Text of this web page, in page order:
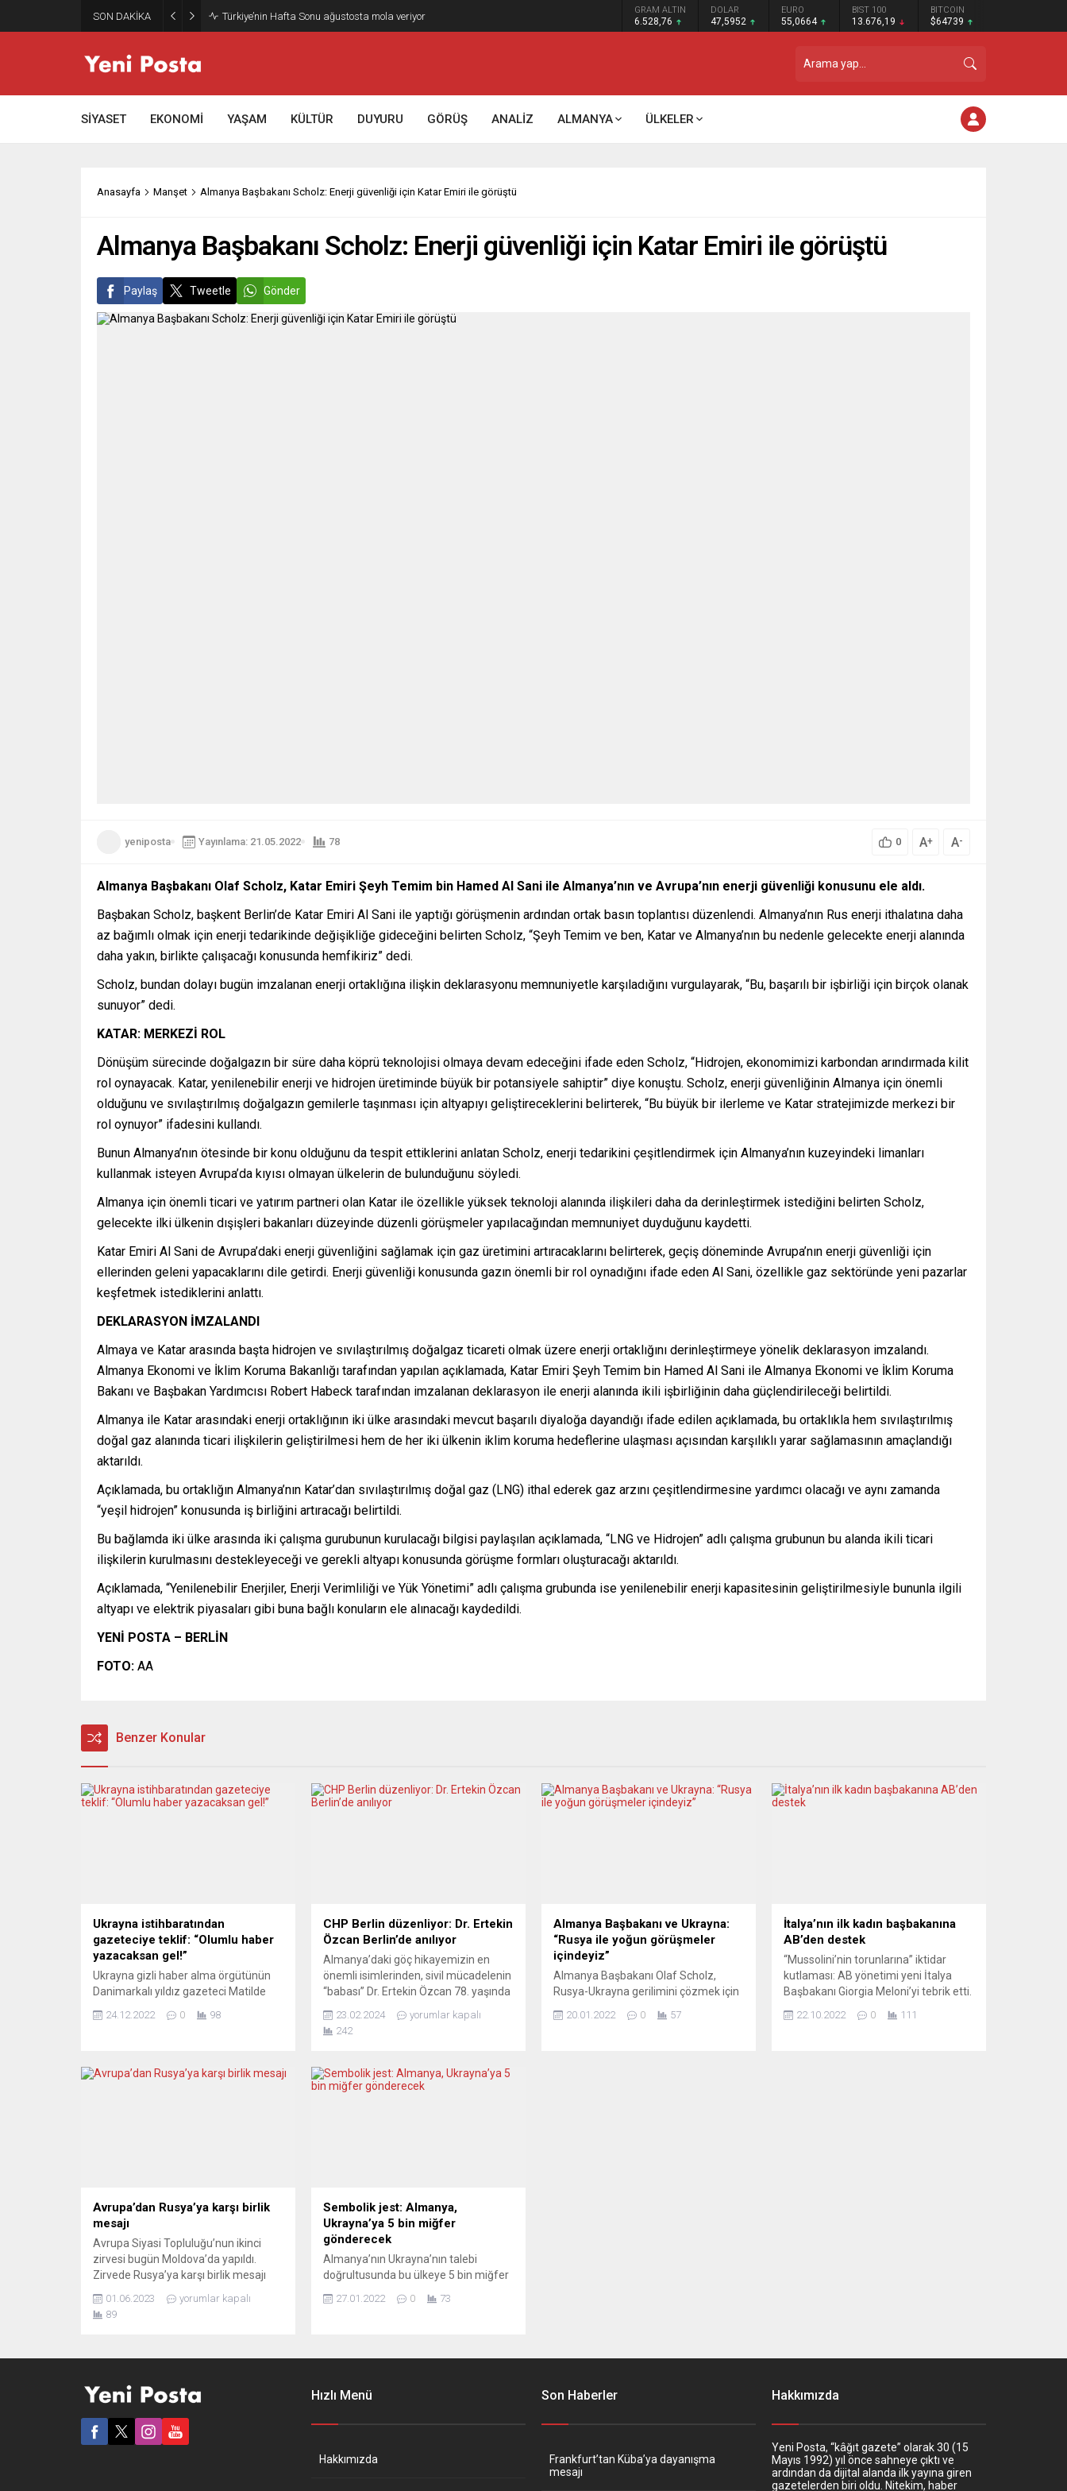
SON DAKİKA Türkiye’nin Hafta Sonu ağustosta mola veriyor GRAM ALTIN
6.528,76
DOLAR
47,5952
EURO
55,0664
BIST 100
13.676,19
BITCOIN
$64739
SİYASET EKONOMİ YAŞAM KÜLTÜR DUYURU GÖRÜŞ ANALİZ ALMANYA ÜLKELER
Anasayfa Manşet Almanya Başbakanı Scholz: Enerji güvenliği için Katar Emiri ile görüştü
Almanya Başbakanı Scholz: Enerji güvenliği için Katar Emiri ile görüştü
Paylaş Tweetle Gönder
yeniposta Yayınlama: 21.05.2022 78 0 A+ A-
Almanya Başbakanı Olaf Scholz, Katar Emiri Şeyh Temim bin Hamed Al Sani ile Almanya’nın ve Avrupa’nın enerji güvenliği konusunu ele aldı.
Başbakan Scholz, başkent Berlin’de Katar Emiri Al Sani ile yaptığı görüşmenin ardından ortak basın toplantısı düzenlendi. Almanya’nın Rus enerji ithalatına daha
az bağımlı olmak için enerji tedarikinde değişikliğe gideceğini belirten Scholz, “Şeyh Temim ve ben, Katar ve Almanya’nın bu nedenle gelecekte enerji alanında
daha yakın, birlikte çalışacağı konusunda hemfikiriz” dedi.
Scholz, bundan dolayı bugün imzalanan enerji ortaklığına ilişkin deklarasyonu memnuniyetle karşıladığını vurgulayarak, “Bu, başarılı bir işbirliği için birçok olanak
sunuyor” dedi.
KATAR: MERKEZİ ROL
Dönüşüm sürecinde doğalgazın bir süre daha köprü teknolojisi olmaya devam edeceğini ifade eden Scholz, “Hidrojen, ekonomimizi karbondan arındırmada kilit
rol oynayacak. Katar, yenilenebilir enerji ve hidrojen üretiminde büyük bir potansiyele sahiptir” diye konuştu. Scholz, enerji güvenliğinin Almanya için önemli
olduğunu ve sıvılaştırılmış doğalgazın gemilerle taşınması için altyapıyı geliştireceklerini belirterek, “Bu büyük bir ilerleme ve Katar stratejimizde merkezi bir
rol oynuyor” ifadesini kullandı.
Bunun Almanya’nın ötesinde bir konu olduğunu da tespit ettiklerini anlatan Scholz, enerji tedarikini çeşitlendirmek için Almanya’nın kuzeyindeki limanları
kullanmak isteyen Avrupa’da kıyısı olmayan ülkelerin de bulunduğunu söyledi.
Almanya için önemli ticari ve yatırım partneri olan Katar ile özellikle yüksek teknoloji alanında ilişkileri daha da derinleştirmek istediğini belirten Scholz,
gelecekte ilki ülkenin dışişleri bakanları düzeyinde düzenli görüşmeler yapılacağından memnuniyet duyduğunu kaydetti.
Katar Emiri Al Sani de Avrupa’daki enerji güvenliğini sağlamak için gaz üretimini artıracaklarını belirterek, geçiş döneminde Avrupa’nın enerji güvenliği için
ellerinden geleni yapacaklarını dile getirdi. Enerji güvenliği konusunda gazın önemli bir rol oynadığını ifade eden Al Sani, özellikle gaz sektöründe yeni pazarlar
keşfetmek istediklerini anlattı.
DEKLARASYON İMZALANDI
Almaya ve Katar arasında başta hidrojen ve sıvılaştırılmış doğalgaz ticareti olmak üzere enerji ortaklığını derinleştirmeye yönelik deklarasyon imzalandı.
Almanya Ekonomi ve İklim Koruma Bakanlığı tarafından yapılan açıklamada, Katar Emiri Şeyh Temim bin Hamed Al Sani ile Almanya Ekonomi ve İklim Koruma
Bakanı ve Başbakan Yardımcısı Robert Habeck tarafından imzalanan deklarasyon ile enerji alanında ikili işbirliğinin daha güçlendirileceği belirtildi.
Almanya ile Katar arasındaki enerji ortaklığının iki ülke arasındaki mevcut başarılı diyaloğa dayandığı ifade edilen açıklamada, bu ortaklıkla hem sıvılaştırılmış
doğal gaz alanında ticari ilişkilerin geliştirilmesi hem de her iki ülkenin iklim koruma hedeflerine ulaşması açısından karşılıklı yarar sağlamasının amaçlandığı
aktarıldı.
Açıklamada, bu ortaklığın Almanya’nın Katar’dan sıvılaştırılmış doğal gaz (LNG) ithal ederek gaz arzını çeşitlendirmesine yardımcı olacağı ve aynı zamanda
“yeşil hidrojen” konusunda iş birliğini artıracağı belirtildi.
Bu bağlamda iki ülke arasında iki çalışma gurubunun kurulacağı bilgisi paylaşılan açıklamada, “LNG ve Hidrojen” adlı çalışma grubunun bu alanda ikili ticari
ilişkilerin kurulmasını destekleyeceği ve gerekli altyapı konusunda görüşme formları oluşturacağı aktarıldı.
Açıklamada, “Yenilenebilir Enerjiler, Enerji Verimliliği ve Yük Yönetimi” adlı çalışma grubunda ise yenilenebilir enerji kapasitesinin geliştirilmesiyle bununla ilgili
altyapı ve elektrik piyasaları gibi buna bağlı konuların ele alınacağı kaydedildi.
YENİ POSTA – BERLİN
FOTO: AA
Benzer Konular
Ukrayna istihbaratından
gazeteciye teklif: “Olumlu haber
yazacaksan gel!”
Ukrayna gizli haber alma örgütünün
Danimarkalı yıldız gazeteci Matilde
reddettiği, bunu istiyorsa “Ukrayna
bomba gibi düştü. Alman medyası
24.12.2022 0 98
CHP Berlin düzenliyor: Dr. Ertekin
Özcan Berlin’de anılıyor
Almanya’daki göç hikayemizin en
önemli isimlerinden, sivil mücadelenin
“babası” Dr. Ertekin Özcan 78. yaşında
anılıyor. CHP Berlin Birliği’nin 1 Mart
cuma akşamı düzenleyeceği etkinlik
Almanya macerasını geride bırakan
Türk toplumunun en önemli çatı
23.02.2024
yorumlar kapalı
242
Almanya Başbakanı ve Ukrayna:
“Rusya ile yoğun görüşmeler
içindeyiz”
Almanya Başbakanı Olaf Scholz,
Rusya-Ukrayna gerilimini çözmek için
görüşmeler” içinde olduklarını belirtti.
20.01.2022 0 57
İtalya’nın ilk kadın başbakanına
AB’den destek
“Mussolini’nin torunlarına” iktidar
kutlaması: AB yönetimi yeni İtalya
Başbakanı Giorgia Meloni’yi tebrik etti.
dün sağ koalisyon hükümetini kurarak
22.10.2022 0 111
Avrupa’dan Rusya’ya karşı birlik
mesajı
Avrupa Siyasi Topluluğu’nun ikinci
zirvesi bugün Moldova’da yapıldı.
Zirvede Rusya’ya karşı birlik mesajı
talebi yine karşılık bulmadı. Avrupalı
liderler bugün Avrupa Siyasi
kilometre mesafedeki Mimi Kalesi’de
toplanan 50’ye yakın lider, Rusya’ya...
01.06.2023
yorumlar kapalı
89
Sembolik jest: Almanya,
Ukrayna’ya 5 bin miğfer
gönderecek
Almanya’nın Ukrayna’nın talebi
doğrultusunda bu ülkeye 5 bin miğfer
bazı kesimlerde ters yorumlara neden
“Ukrayna’nın bu yöndeki talebini
27.01.2022 0 73
Hızlı Menü
Hakkımızda
Son Haberler
Frankfurt’tan Küba’ya dayanışma
mesajı
Hakkımızda
Yeni Posta, “kâğıt gazete” olarak 30 (15
Mayıs 1992) yıl önce sahneye çıktı ve
ardından da dijital alanda ilk yayına giren
gazetelerden biri oldu. Nitekim, haber